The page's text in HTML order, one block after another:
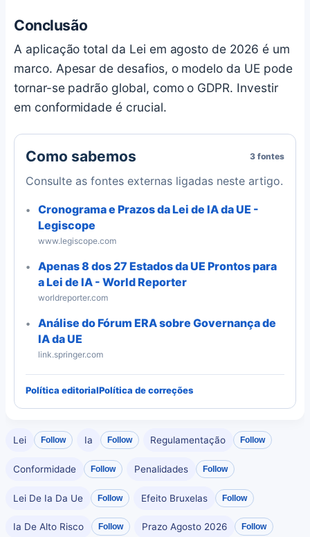
Conclusão
A aplicação total da Lei em agosto de 2026 é um
marco. Apesar de desafios, o modelo da UE pode
tornar-se padrão global, como o GDPR. Investir
em conformidade é crucial.
Como sabemos 3 fontes
Consulte as fontes externas ligadas neste artigo.
Cronograma e Prazos da Lei de IA da UE -
Legiscope
www.legiscope.com
Apenas 8 dos 27 Estados da UE Prontos para
a Lei de IA - World Reporter
worldreporter.com
Análise do Fórum ERA sobre Governança de
IA da UE
link.springer.com
Política editorialPolítica de correções
Lei Follow Ia Follow Regulamentação Follow
Conformidade Follow Penalidades Follow
Lei De Ia Da Ue Follow Efeito Bruxelas Follow
Ia De Alto Risco Follow Prazo Agosto 2026 Follow